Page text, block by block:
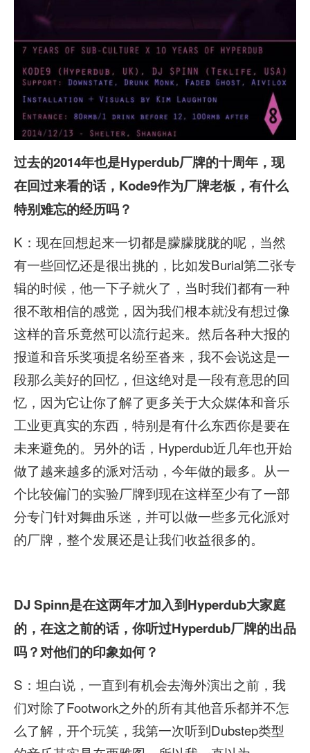
过去的2014年也是Hyperdub厂牌的十周年，现
在回过来看的话，Kode9作为厂牌老板，有什么
特别难忘的经历吗？
K：现在回想起来一切都是朦朦胧胧的呢，当然
有一些回忆还是很出挑的，比如发Burial第二张专
辑的时候，他一下子就火了，当时我们都有一种
很不敢相信的感觉，因为我们根本就没有想过像
这样的音乐竟然可以流行起来。然后各种大报的
报道和音乐奖项提名纷至沓来，我不会说这是一
段那么美好的回忆，但这绝对是一段有意思的回
忆，因为它让你了解了更多关于大众媒体和音乐
工业更真实的东西，特别是有什么东西你是要在
未来避免的。另外的话，Hyperdub近几年也开始
做了越来越多的派对活动，今年做的最多。从一
个比较偏门的实验厂牌到现在这样至少有了一部
分专门针对舞曲乐迷，并可以做一些多元化派对
的厂牌，整个发展还是让我们收益很多的。
DJ Spinn是在这两年才加入到Hyperdub大家庭
的，在这之前的话，你听过Hyperdub厂牌的出品
吗？对他们的印象如何？
S：坦白说，一直到有机会去海外演出之前，我
们对除了Footwork之外的所有其他音乐都并不怎
么了解，开个玩笑，我第一次听到Dubstep类型